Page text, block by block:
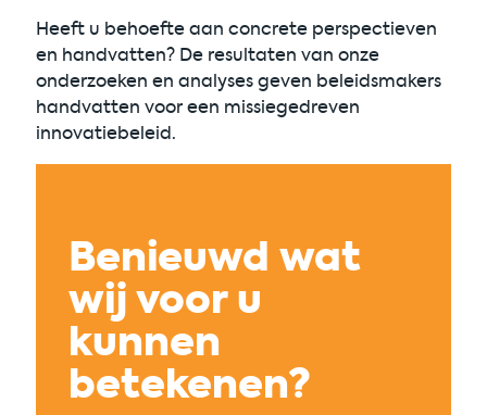
Heeft u behoefte aan concrete perspectieven
en handvatten? De resultaten van onze
onderzoeken en analyses geven beleidsmakers
handvatten voor een missiegedreven
innovatiebeleid.
Benieuwd wat
wij voor u
kunnen
betekenen?